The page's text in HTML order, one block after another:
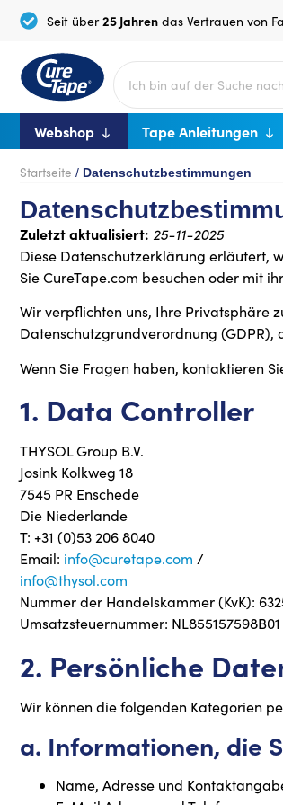
Seit über25 Jahren das Vertrauen von
Webshop Tape Anleitungen
Startseite / Datenschutzbestimmungen
Zuletzt aktualisiert: 25-11-2025
Diese Datenschutzerklärung erläutert,
Sie CureTape.com besuchen oder mit
Wir verpflichten uns, Ihre Privatsphäre
Datenschutzgrundverordnung
Wenn Sie Fragen haben, kontaktieren
1. Data Controller
THYSOL Group B.V.
Josink Kolkweg 18
7545 PR Enschede
Die Niederlande
T: +31 (0)53 206 8040
Email: info@curetape.com /
info@thysol.com
Nummer der Handelskammer (KvK):
Umsatzsteuernummer: NL855157598B01
2. Persönliche
Wir können die folgenden Kategorien
a. Informationen, die
Name, Adresse und